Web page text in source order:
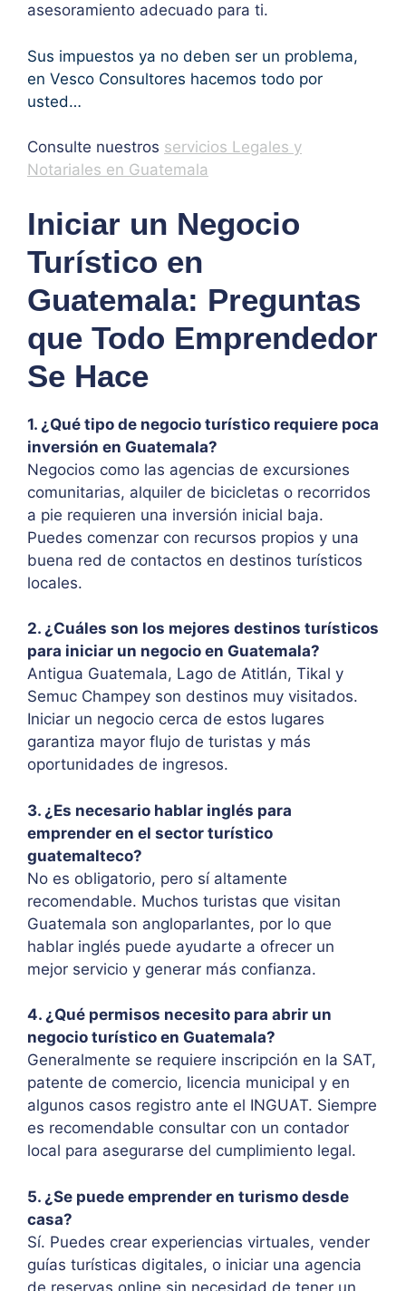
asesoramiento adecuado para ti.
Sus impuestos ya no deben ser un problema,
en Vesco Consultores hacemos todo por
usted…
Consulte nuestros servicios Legales y
Notariales en Guatemala
Iniciar un Negocio
Turístico en
Guatemala: Preguntas
que Todo Emprendedor
Se Hace
1. ¿Qué tipo de negocio turístico requiere poca
inversión en Guatemala?
Negocios como las agencias de excursiones
comunitarias, alquiler de bicicletas o recorridos
a pie requieren una inversión inicial baja.
Puedes comenzar con recursos propios y una
buena red de contactos en destinos turísticos
locales.
2. ¿Cuáles son los mejores destinos turísticos
para iniciar un negocio en Guatemala?
Antigua Guatemala, Lago de Atitlán, Tikal y
Semuc Champey son destinos muy visitados.
Iniciar un negocio cerca de estos lugares
garantiza mayor flujo de turistas y más
oportunidades de ingresos.
3. ¿Es necesario hablar inglés para
emprender en el sector turístico
guatemalteco?
No es obligatorio, pero sí altamente
recomendable. Muchos turistas que visitan
Guatemala son angloparlantes, por lo que
hablar inglés puede ayudarte a ofrecer un
mejor servicio y generar más confianza.
4. ¿Qué permisos necesito para abrir un
negocio turístico en Guatemala?
Generalmente se requiere inscripción en la SAT,
patente de comercio, licencia municipal y en
algunos casos registro ante el INGUAT. Siempre
es recomendable consultar con un contador
local para asegurarse del cumplimiento legal.
5. ¿Se puede emprender en turismo desde
casa?
Sí. Puedes crear experiencias virtuales, vender
guías turísticas digitales, o iniciar una agencia
de reservas online sin necesidad de tener un